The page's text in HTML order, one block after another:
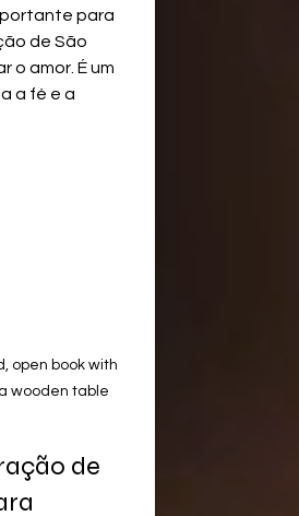
para
de São
o amor. É um
a fé e a
open book with
wooden table
de